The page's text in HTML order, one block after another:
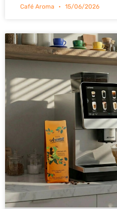
Café Aroma 15/06/2026